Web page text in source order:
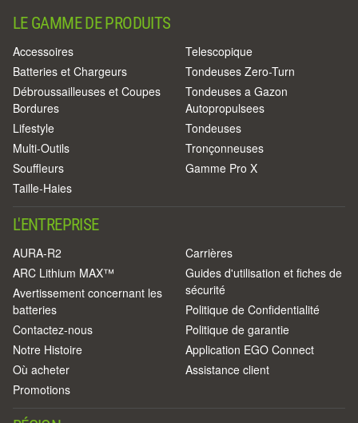
LE GAMME DE PRODUITS
Accessoires
Batteries et Chargeurs
Débroussailleuses et Coupes
Bordures
Lifestyle
Multi-Outils
Souffleurs
Taille-Haies
Telescopique
Tondeuses Zero-Turn
Tondeuses a Gazon
Autopropulsees
Tondeuses
Tronçonneuses
Gamme Pro X
L'ENTREPRISE
AURA-R2
ARC Lithium MAX™
Avertissement concernant les
batteries
Contactez-nous
Notre Histoire
Où acheter
Promotions
Carrières
Guides d'utilisation et fiches de
sécurité
Politique de Confidentialité
Politique de garantie
Application EGO Connect
Assistance client